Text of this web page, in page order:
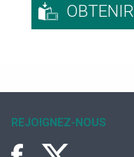
OBTENIR
REJOIGNEZ-NOUS